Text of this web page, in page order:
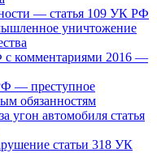
— статья 109 УК РФ
уничтожение
с комментариями 2016 —
— преступное
обязанностям
угон автомобиля статья
статьи 318 УК